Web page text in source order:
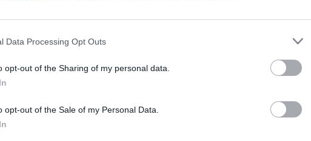
Data Processing Opt Outs
opt-out of the Sharing of my personal data.
opt-out of the Sale of my Personal Data.
de cartuchos compatibles se trata de una
las medidas legales existentes en Europa que
de tinta y tóneres para impresoras fácilmente
de carbono y del medio ambiente. Ejemplo de estas
tiendas referentes en la venta de consumibles de tinta y
“Se trata de una medida que beneficiará a miles de
no podían hacer uso de consumibles
más por los cartuchos originales”, aclaran. La
2016, cuando algunas gamas de la marca —como
consumibles compatibles estableciendo una